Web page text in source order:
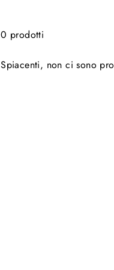
0 prodotti
Spiacenti, non ci sono